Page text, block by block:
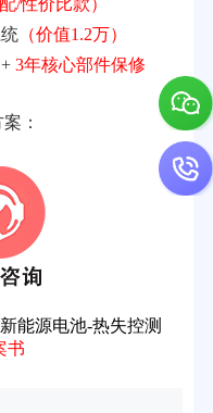
/性价比款）
（价值1.2万）
3年核心部件保修
：
能源电池-热失控测
书